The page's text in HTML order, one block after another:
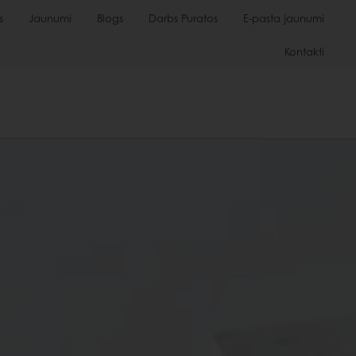
Jaunumi Blogs Darbs Puratos E-pasta jaunumi
Kontakti